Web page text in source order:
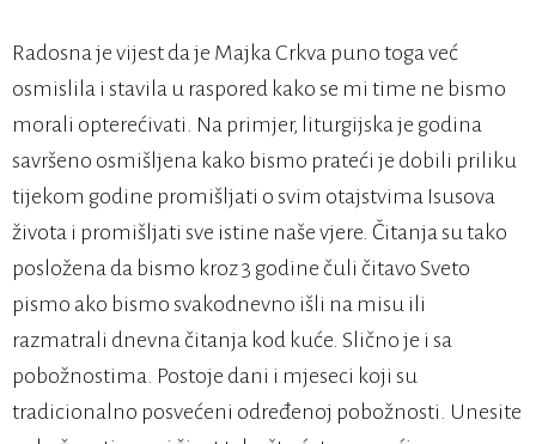
Radosna je vijest da je Majka Crkva puno toga već
osmislila i stavila u raspored kako se mi time ne bismo
morali opterećivati. Na primjer, liturgijska je godina
savršeno osmišljena kako bismo prateći je dobili priliku
tijekom godine promišljati o svim otajstvima Isusova
života i promišljati sve istine naše vjere. Čitanja su tako
posložena da bismo kroz 3 godine čuli čitavo Sveto
pismo ako bismo svakodnevno išli na misu ili
razmatrali dnevna čitanja kod kuće. Slično je i sa
pobožnostima. Postoje dani i mjeseci koji su
tradicionalno posvećeni određenoj pobožnosti. Unesite